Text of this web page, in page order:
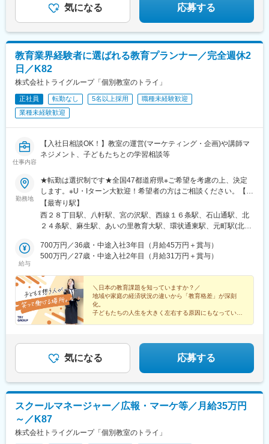
県)、北長野駅、安茂里駅、篠ノ井駅、南松本駅、新潟駅、大町駅
(富山県)、野町駅、小松駅、武生駅、桜橋駅(静岡県)、春日町駅、
駅、野並駅、金山駅(愛知県)、尾張一宮駅、春田駅、上飯田駅、勝
川駅、小幡駅、三郷駅(愛知県)、瀬戸口駅、藤が丘駅(愛知県)、長
久手古戦場駅、赤池駅(愛知県)、神沢駅、鳴海駅、南大高駅、有松
駅、知立駅、刈谷駅、太田川駅、前後駅、星川駅(三重県)、鈴鹿市
駅、茨木駅、枚方市駅、放出駅、四条畷駅、住道駅、千林大宮
駅、天王寺駅前駅、大阪上本町駅、新石切駅、平野駅(地下鉄)、鳳
営)、西院駅(阪急線)、宇治駅(奈良線)、新田辺駅、松井山手駅、彦
根駅、大和八木駅、大元駅、高島駅(岡山県)、米子駅、山口駅(山
河戸帆待川駅、大原駅(広島県)、西広島駅、西高屋駅、西条駅(広
島県)、呉駅、三原駅、瓦町駅、栗林公園駅、佐古駅、横河原駅、
デンテツターミナルビル前駅、下曽根駅、九州工大前駅、戸畑
駅、平和通駅、城野駅(日豊本線)、徳力公団前駅、黒崎駅前駅、折
尾駅、永犬丸駅、長者原駅、酒殿駅、福工大前駅、香椎花園前
駅、千早駅、箱崎駅、唐津駅、諏訪神社駅、肥前古賀駅、光の森
駅、肥後大津駅、県立体育館前駅、郡元・南駅、谷山駅(鹿児島市
電)、上塩屋駅、滝尾駅、南宮崎駅、浦添前田駅、竜王駅、円山公
駅、さいたま新都心駅、京成成田駅、京成八幡駅、新津田沼駅、
船橋駅、京成西船駅、千葉中央駅、千石駅、富士見台駅、勝どき
駅、亀戸水神駅、曳舟駅、田原町駅(東京都)、西太子堂駅、下落合
駅、京急鶴見駅、南富山駅前駅、たけふ新駅、入江岡駅、中村日
赤駅、東別院駅、名鉄一宮駅、平安通駅、徳重駅、千林駅、天王
西口駅、古市駅(広島県)、広大附属学校前駅、広電西広島・己斐
駅、栗林公園北口駅、栗林駅、はりまや橋駅、小倉駅(福岡県)、城
野駅(北九州高速鉄道)、徳力嵐山口駅、黒崎駅、三ケ森駅、原町
駅、西鉄千早駅、箱崎九大前駅、新大工町駅、上熊本駅(路面電
車)、郡元駅(鹿児島市電)、谷山駅(指宿枕崎線)、ロープウェイ入口
駅、中央図書館前駅、太子堂駅、本八幡駅(総武線)、東海神駅、京
成千葉駅、東向島駅、浅草駅、国道駅、南富山駅、北府駅、森小
路三条駅、畝傍駅、宇品二丁目駅、福島町駅、蓮池町通駅、旦過
気になる 応募する
教育業界経験者に選ばれる教育プランナー／完全週休2
日／K82
株式会社トライグループ「個別教室のトライ」
正社員 転勤なし 5名以上採用
職種未経験歓迎
業種未経験歓迎
仕事内容
【入社日相談OK！】教室の運営(マーケティング・企画)や講師マ
ネジメント、子どもたちとの学習相談等
勤務地
★転勤は選択制です★全国47都道府県※ご希望を考慮の上、決定
します。※U・Iターン大歓迎！希望者の方はご相談ください。【募
集エリア】全国47都道府県■北海道・東北■北海道・青森県・岩手
県・宮城県・秋田県・山形県・福島県■北陸・甲信越■新潟県・富
山県・石川県・福井県・山梨県・長野県■関東■東京都・茨城県・
県・愛知県・三重県■関西■京都府・大阪府・滋賀県・兵庫県・奈
良県・和歌山県■中国■鳥取県・島根県・岡山県・広島県・山口県
長崎県・大分県・熊本県・宮崎県・鹿児島県・沖縄県【受動喫煙
対策】教室内全面禁煙【あなたの好きな街で働けます】全国どこ
でも、あなたの好きな街で働けます。また、転勤は「希望制」で
す。「地域限定社員」として、都道府県をまたぐ転勤がない働き
方も選べるため、あなたの理想のライフスタイルに合った働き方
す。詳細は別途お問い合わせください。
【最寄り駅】
西２８丁目駅、八軒駅、宮の沢駅、西線１６条駅、石山通駅、北
２４条駅、麻生駅、あいの里教育大駅、環状通東駅、元町駅(北海
丁駅、長町南駅、富沢駅、南仙台駅、古川駅、筒井駅(青森県)、上
盛岡駅、秋田駅、山形駅、郡山駅(福島県)、研究学園駅、土浦駅、
駅、熊谷駅、北与野駅、せんげん台駅、稲毛海岸駅、成田駅、本
八幡駅(都営線)、行徳駅、津田沼駅、京成船橋駅、西船橋駅、葭川
公園駅、目白駅、巣鴨駅、中村橋駅、大泉学園駅、荻窪駅、茗荷
谷駅、月島駅、亀戸駅、京成曳舟駅、船堀駅、浅草駅(ＴＸ)、綾瀬
駅、北千住駅、葛西駅、西葛西駅、三軒茶屋駅、高田馬場駅、辻
駅、上大岡駅、横浜駅、平沼橋駅、みなとみらい駅、本郷駅(長野
県)、北長野駅、安茂里駅、篠ノ井駅、南松本駅、新潟駅、大町駅
(富山県)、野町駅、小松駅、武生駅、桜橋駅(静岡県)、春日町駅、
駅、野並駅、金山駅(愛知県)、尾張一宮駅、春田駅、上飯田駅、勝
川駅、小幡駅、三郷駅(愛知県)、瀬戸口駅、藤が丘駅(愛知県)、長
久手古戦場駅、赤池駅(愛知県)、神沢駅、鳴海駅、南大高駅、有松
駅、知立駅、刈谷駅、太田川駅、前後駅、星川駅(三重県)、鈴鹿市
給与
700万円／36歳・中途入社3年目（月給45万円＋賞与）
500万円／27歳・中途入社2年目（月給31万円＋賞与）
＼日本の教育課題を知っていますか？／
地域や家庭の経済状況の違いから「教育格差」が深刻
化。
子どもたちの人生を大きく左右する原因にもなっていま
生徒たちが目指す夢の実現に向け必要な教育を創りませ
んか？
気になる 応募する
スクールマネージャー／広報・マーケ等／月給35万円
～／K87
株式会社トライグループ「個別教室のトライ」